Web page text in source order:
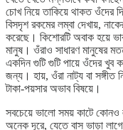
চোখ নিয়ে তাকিয়ে থাকত ওঁদের
বিসদৃশ রকমের লম্বা দেখায়,
করেছে। কিশোরটি অবাক হয়ে
মানুষ। ওঁরাও সাধারণ মানুষের
একদিন গুটি গুটি পায়ে ওঁদের খুব
জন্য। হায়, ওঁরা নাট্য বা সঙ্গীত
টাকা-পয়সার অভাব বিষয়ে।
সবচেয়ে ভালো সময় কাটে কোনও
অনেক দূরে, যেতে বাস ভাড়া